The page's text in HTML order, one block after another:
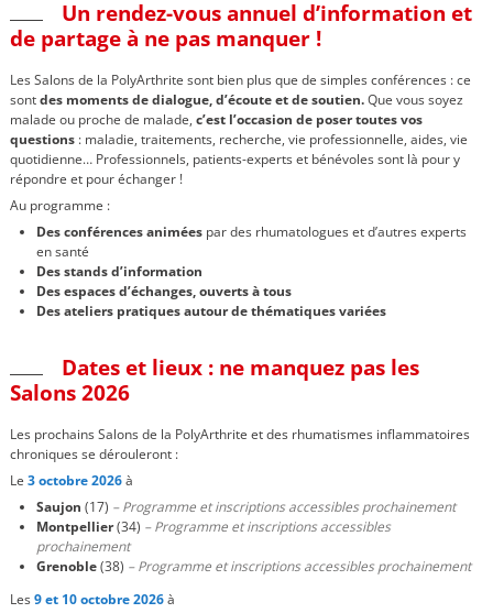
Un rendez-vous annuel d’information et
de partage à ne pas manquer !
Les Salons de la PolyArthrite sont bien plus que de simples conférences : ce
sontdes moments de dialogue, d’écoute et de soutien.Que vous soyez
malade ou proche de malade, c’est l’occasion de poser toutes vos
questions : maladie, traitements, recherche, vie professionnelle, aides, vie
quotidienne… Professionnels, patients-experts et bénévoles sont là pour y
répondre et pour échanger !
Au programme :
Des conférences animées par des rhumatologues et d’autres experts
en santé
Des stands d’information
Des espaces d’échanges, ouverts à tous
Des ateliers pratiques autour de thématiques variées
Dates et lieux : ne manquez pas les
Salons 2026
Les prochains Salons de la PolyArthrite et des rhumatismes inflammatoires
chroniques se dérouleront :
Le 3 octobre 2026à
Saujon (17) – Programme et inscriptions accessibles prochainement
Montpellier(34) – Programme et inscriptions accessibles
prochainement
Grenoble(38) – Programme et inscriptions accessibles prochainement
Les9et 10octobre 2026à